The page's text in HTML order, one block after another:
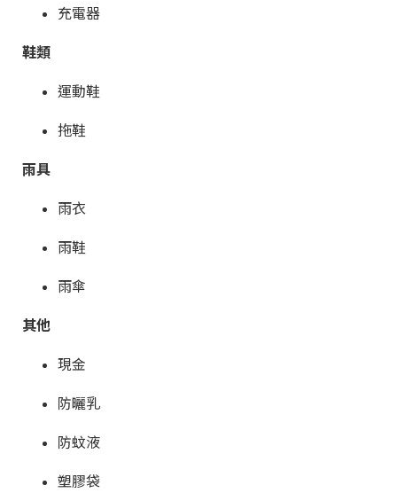
充電器
鞋類
運動鞋
拖鞋
雨具
雨衣
雨鞋
雨傘
其他
現金
防曬乳
防蚊液
塑膠袋